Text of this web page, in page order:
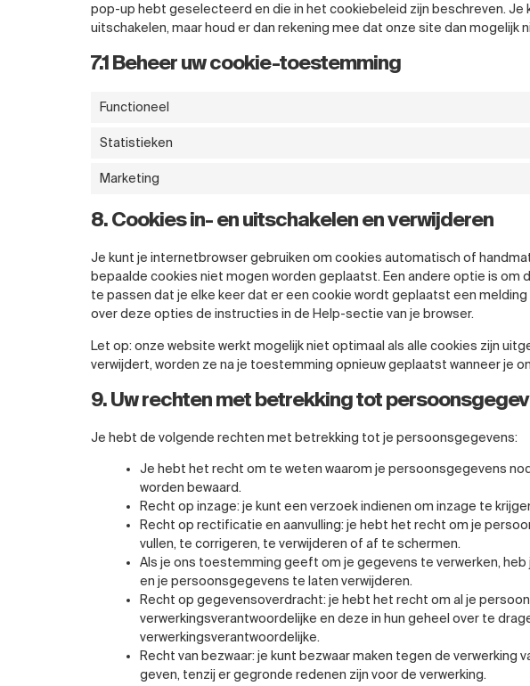
pop-up hebt geselecteerd en die in het cookiebeleid zijn beschreven. Je
uitschakelen, maar houd er dan rekening mee dat onze site dan mogelijk
7.1 Beheer uw cookie-toestemming
Functioneel
Statistieken
Marketing
8. Cookies in- en uitschakelen en verwijderen
Je kunt je internetbrowser gebruiken om cookies automatisch of
bepaalde cookies niet mogen worden geplaatst. Een andere optie is om
te passen dat je elke keer dat er een cookie wordt geplaatst een
over deze opties de instructies in de Help-sectie van je browser.
Let op: onze website werkt mogelijk niet optimaal als alle cookies zijn
verwijdert, worden ze na je toestemming opnieuw geplaatst wanneer je
9. Uw rechten met betrekking tot
Je hebt de volgende rechten met betrekking tot je persoonsgegevens:
Je hebt het recht om te weten waarom je persoonsgegevens
worden bewaard.
Recht op inzage: je kunt een verzoek indienen om inzage te
Recht op rectificatie en aanvulling: je hebt het recht om je
vullen, te corrigeren, te verwijderen of af te schermen.
Als je ons toestemming geeft om je gegevens te verwerken,
en je persoonsgegevens te laten verwijderen.
Recht op gegevensoverdracht: je hebt het recht om al je
verwerkingsverantwoordelijke en deze in hun geheel over te
verwerkingsverantwoordelijke.
Recht van bezwaar: je kunt bezwaar maken tegen de verwerking
geven, tenzij er gegronde redenen zijn voor de verwerking.